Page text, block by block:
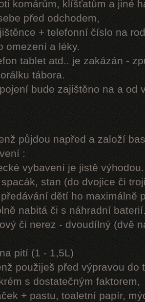
komárům, klíšťatům a jiné
před odchodem,
+ telefonní číslo na
omezení a léky.
tablet atd.. je zakázán -
tábora.
bude zajištěno na a od
půjdou napřed a založí
:
vybavení je jistě výhodou.
stan (do dvojice či
dětí ho maximálně
nabitá či s náhradní
či nerez - dvoudílný (dvě
pití (1 - 1,5L)
použiješ před výpravou do
s dostatečným faktorem,
+ pastu, toaletní papír,